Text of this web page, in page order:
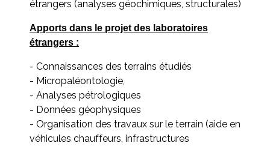
étrangers (analyses géochimiques, structurales)
Apports dans le projet des laboratoires
étrangers :
- Connaissances des terrains étudiés
- Micropaléontologie,
- Analyses pétrologiques
- Données géophysiques
- Organisation des travaux sur le terrain (aide en
véhicules chauffeurs, infrastructures